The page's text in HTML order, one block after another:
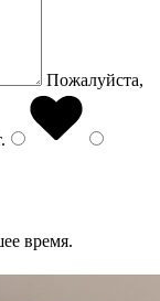
Пожалуйста,
.
время.